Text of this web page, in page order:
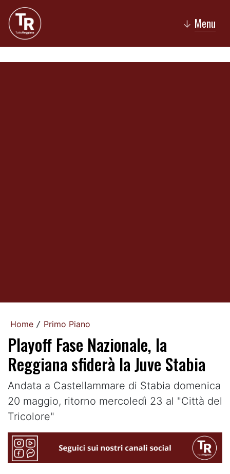
↓ Menu
Home / Primo Piano
Playoff Fase Nazionale, la
Reggiana sfiderà la Juve Stabia
Andata a Castellammare di Stabia domenica
20 maggio, ritorno mercoledì 23 al "Città del
Tricolore"